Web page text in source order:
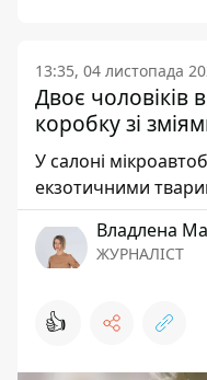
13:35, 04 листопада
Двоє чоловіків
коробку зі
У салоні
екзотичними
Владлена
ЖУРНАЛІСТ
👍